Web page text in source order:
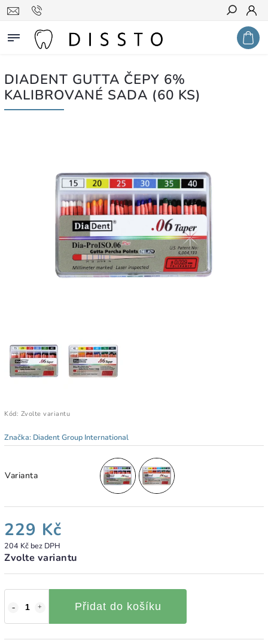
Hledat
DIADENT GUTTA ČEPY 6%
KALIBROVANÉ SADA (60 KS)
Kód: Zvolte variantu
Značka: Diadent Group International
Varianta
229 Kč
204 Kč bez DPH
Zvolte variantu
Přidat do košíku